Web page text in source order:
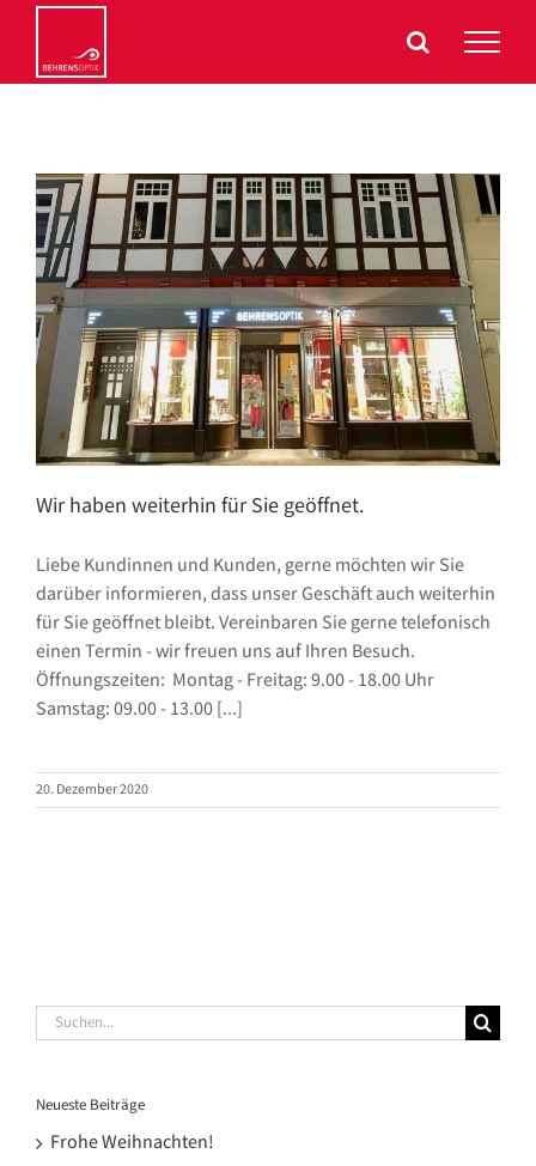
springen
Wir haben weiterhin für Sie geöffnet.
Liebe Kundinnen und Kunden, gerne möchten wir Sie
darüber informieren, dass unser Geschäft auch weiterhin
für Sie geöffnet bleibt. Vereinbaren Sie gerne telefonisch
einen Termin - wir freuen uns auf Ihren Besuch.
Öffnungszeiten: Montag - Freitag: 9.00 - 18.00 Uhr
Samstag: 09.00 - 13.00 [...]
20. Dezember 2020
Suche
nach:
Neueste Beiträge
Frohe Weihnachten!